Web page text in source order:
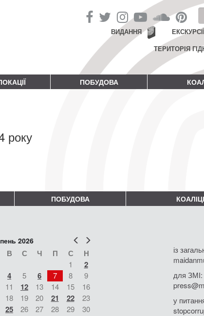
ВИДАННЯ
ТЕРИТОРІЯ
ПОБУДОВА
року
ПОБУДОВА
Попер
2026
В С Ч П С Н
1 2
4 5 6 7 8
9
11 12 13 14 15
16
18 19 20 21 22
23
25 26 27 28 29
30
із
для ЗМІ:
у